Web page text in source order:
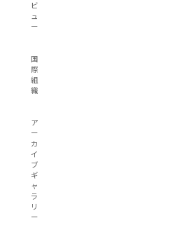
ビ
ュ
ー
国
際
組
織
ア
ー
カ
イ
ブ
ギ
ャ
ラ
リ
ー